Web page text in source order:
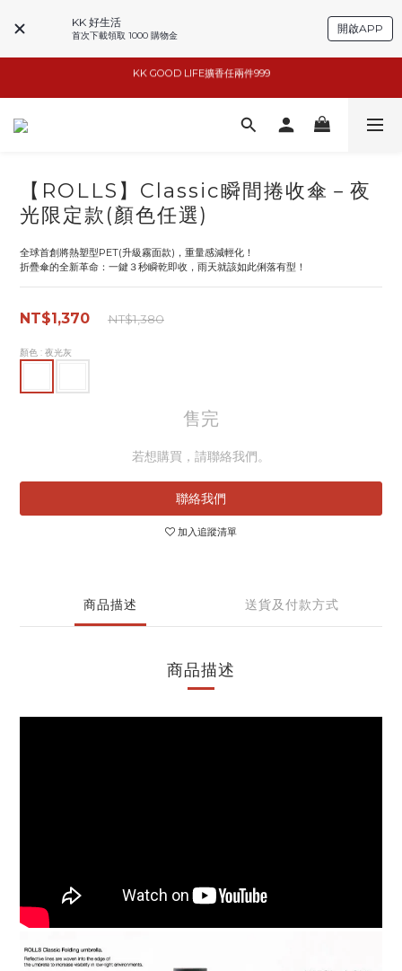
KK 好生活
首次下載領取 1000 購物金
開啟APP
basiik1件9折/2件88折
basiik1件9折/2件88折
basiik1件9折/2件88折
【ROLLS】Classic瞬間捲收傘－夜
光限定款(顏色任選)
全球首創將熱塑型PET(升級霧面款)，重量感減輕化！
折疊傘的全新革命：一鍵３秒瞬乾即收，雨天就該如此俐落有型！
NT$1,370 NT$1,380
顏色 : 夜光灰
售完
若想購買，請聯絡我們。
聯絡我們
加入追蹤清單
商品描述 送貨及付款方式
商品描述